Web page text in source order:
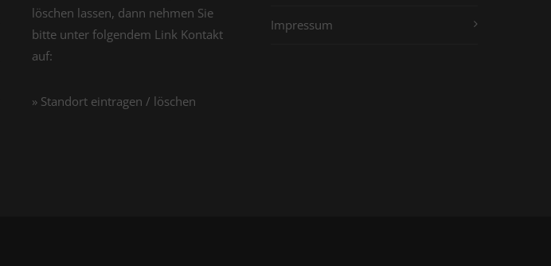
löschen lassen, dann nehmen Sie
bitte unter folgendem Link Kontakt
auf:
» Standort eintragen / löschen
Impressum